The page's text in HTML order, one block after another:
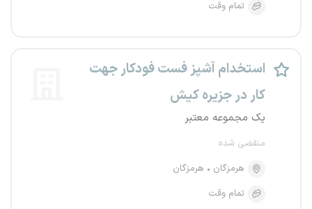
تمام وقت
استخدام آشپز فست فودکار جهت
کار در جزیره کیش
یک مجموعه معتبر
منقضی شده
هرمزگان
هرمزگان
تمام وقت